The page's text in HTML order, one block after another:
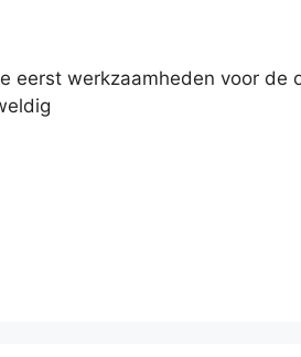
eerst werkzaamheden voor de